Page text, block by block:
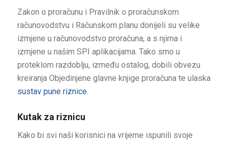
Zakon o proračunu i Pravilnik o proračunskom
računovodstvu i Računskom planu donijeli su velike
izmjene u računovodstvo proračuna, a s njima i
izmjene u našim SPI aplikacijama. Tako smo u
proteklom razdoblju, između ostalog, dobili obvezu
kreiranja Objedinjene glavne knjige proračuna te ulaska
sustav pune riznice.
Kutak za riznicu
Kako bi svi naši korisnici na vrijeme ispunili svoje